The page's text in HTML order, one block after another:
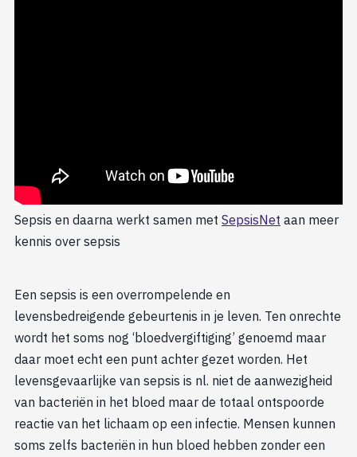
Sepsis en daarna werkt samen met SepsisNet aan meer
kennis over sepsis
Een sepsis is een overrompelende en
levensbedreigende gebeurtenis in je leven. Ten onrechte
wordt het soms nog ‘bloedvergiftiging’ genoemd maar
daar moet echt een punt achter gezet worden. Het
levensgevaarlijke van sepsis is nl. niet de aanwezigheid
van bacteriën in het bloed maar de totaal ontspoorde
reactie van het lichaam op een infectie. Mensen kunnen
soms zelfs bacteriën in hun bloed hebben zonder een